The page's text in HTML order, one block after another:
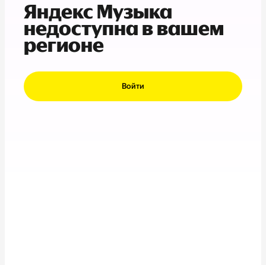
Яндекс Музыка
недоступна в вашем
регионе
Войти